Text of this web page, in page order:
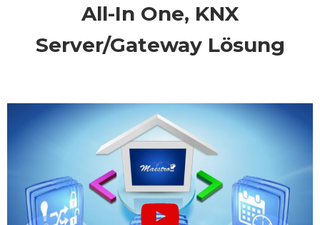
All-In One, KNX
Server/Gateway Lösung